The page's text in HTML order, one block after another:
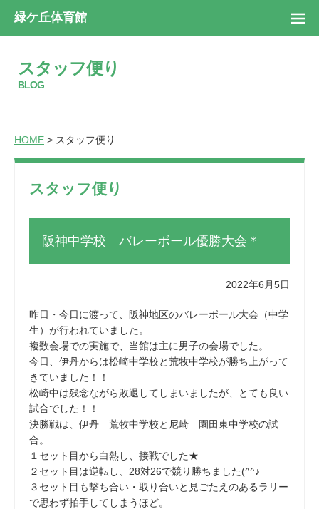
緑ケ丘体育館
スタッフ便り
BLOG
HOME > スタッフ便り
スタッフ便り
阪神中学校 バレーボール優勝大会＊
2022年6月5日
昨日・今日に渡って、阪神地区のバレーボール大会（中学
生）が行われていました。
複数会場での実施で、当館は主に男子の会場でした。
今日、伊丹からは松崎中学校と荒牧中学校が勝ち上がって
きていました！！
松崎中は残念ながら敗退してしまいましたが、とても良い
試合でした！！
決勝戦は、伊丹 荒牧中学校と尼崎 園田東中学校の試
合。
１セット目から白熱し、接戦でした★
２セット目は逆転し、28対26で競り勝ちました(^^♪
３セット目も撃ち合い・取り合いと見ごたえのあるラリー
で思わず拍手してしまうほど。